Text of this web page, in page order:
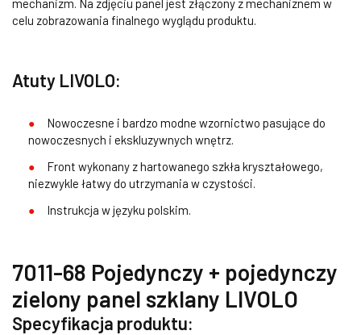
mechanizm. Na zdjęciu panel jest złączony z mechaniznem w
celu zobrazowania finalnego wyglądu produktu.
Atuty LIVOLO:
Nowoczesne i bardzo modne wzornictwo pasujące do
nowoczesnych i ekskluzywnych wnętrz.
Front wykonany z hartowanego szkła kryształowego,
niezwykle łatwy do utrzymania w czystości.
Instrukcja w języku polskim.
7011-68 Pojedynczy + pojedynczy
zielony panel szklany LIVOLO
Specyfikacja produktu: